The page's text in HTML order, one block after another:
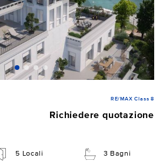
RE/MAX Class 8
Richiedere quotazione
5 Locali 3 Bagni